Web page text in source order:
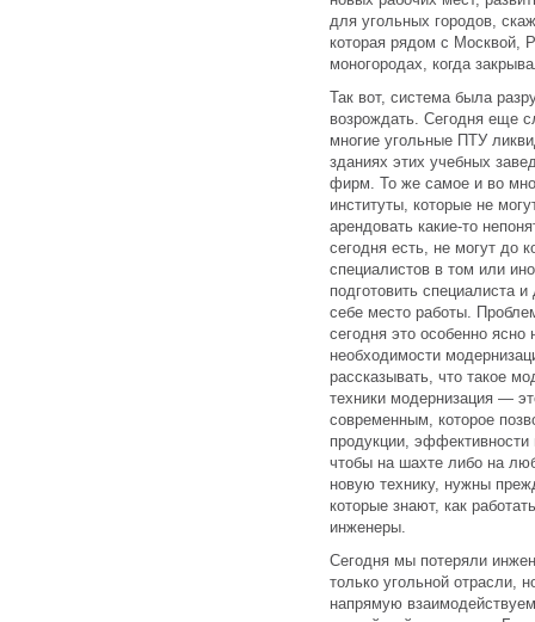
для угольных городов,
которая рядом с Москвой,
моногородах, когда
Так вот, система была
возрождать. Сегодня еще
многие угольные ПТУ
зданиях этих учебных
фирм. То же самое и во
институты, которые не
арендовать какие-то
сегодня есть, не могут до
специалистов в том или
подготовить специалиста
себе место работы.
сегодня это особенно
необходимости
рассказывать, что такое
техники модернизация —
современным, которое
продукции, эффективности
чтобы на шахте либо на
новую технику, нужны
которые знают, как
инженеры.
Сегодня мы потеряли
только угольной отрасли,
напрямую